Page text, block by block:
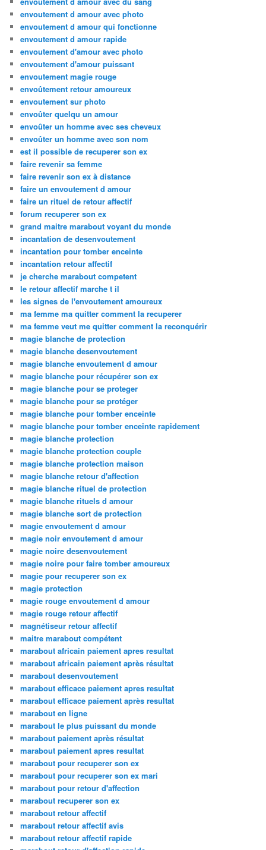
envoutement d amour avec photo
envoutement d amour qui fonctionne
envoutement d amour rapide
envoutement d'amour avec photo
envoutement d'amour puissant
envoutement magie rouge
envoûtement retour amoureux
envoutement sur photo
envoûter quelqu un amour
envoûter un homme avec ses cheveux
envoûter un homme avec son nom
est il possible de recuperer son ex
faire revenir sa femme
faire revenir son ex à distance
faire un envoutement d amour
faire un rituel de retour affectif
forum recuperer son ex
grand maitre marabout voyant du monde
incantation de desenvoutement
incantation pour tomber enceinte
incantation retour affectif
je cherche marabout competent
le retour affectif marche t il
les signes de l'envoutement amoureux
ma femme ma quitter comment la recuperer
ma femme veut me quitter comment la reconquérir
magie blanche de protection
magie blanche desenvoutement
magie blanche envoutement d amour
magie blanche pour récupérer son ex
magie blanche pour se proteger
magie blanche pour se protéger
magie blanche pour tomber enceinte
magie blanche pour tomber enceinte rapidement
magie blanche protection
magie blanche protection couple
magie blanche protection maison
magie blanche retour d'affection
magie blanche rituel de protection
magie blanche rituels d amour
magie blanche sort de protection
magie envoutement d amour
magie noir envoutement d amour
magie noire desenvoutement
magie noire pour faire tomber amoureux
magie pour recuperer son ex
magie protection
magie rouge envoutement d amour
magie rouge retour affectif
magnétiseur retour affectif
maitre marabout compétent
marabout africain paiement apres resultat
marabout africain paiement après résultat
marabout desenvoutement
marabout efficace paiement apres resultat
marabout efficace paiement après resultat
marabout en ligne
marabout le plus puissant du monde
marabout paiement après résultat
marabout paiement apres resultat
marabout pour recuperer son ex
marabout pour recuperer son ex mari
marabout pour retour d'affection
marabout recuperer son ex
marabout retour affectif
marabout retour affectif avis
marabout retour affectif rapide